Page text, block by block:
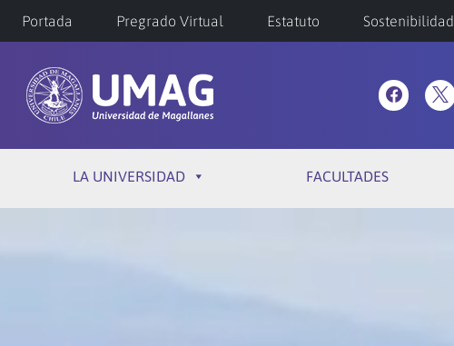
Portada Pregrado Virtual Estatuto Sostenibilidad
LA UNIVERSIDAD FACULTADES